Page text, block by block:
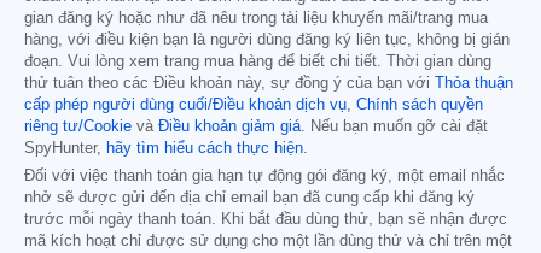
gian đăng ký hoặc như đã nêu trong tài liệu khuyến mãi/trang mua
hàng, với điều kiện bạn là người dùng đăng ký liên tục, không bị gián
đoạn. Vui lòng xem trang mua hàng để biết chi tiết. Thời gian dùng
thử tuân theo các Điều khoản này, sự đồng ý của bạn với
Thỏa thuận
cấp phép người dùng cuối/Điều khoản dịch vụ, Chính sách quyền
riêng tư/Cookie và Điều khoản giảm giá. Nếu bạn muốn gỡ cài đặt
SpyHunter, hãy tìm hiểu cách thực hiện.
Đối với việc thanh toán gia hạn tự động gói đăng ký, một email nhắc
nhở sẽ được gửi đến địa chỉ email bạn đã cung cấp khi đăng ký
trước mỗi ngày thanh toán. Khi bắt đầu dùng thử, bạn sẽ nhận được
mã kích hoạt chỉ được sử dụng cho một lần dùng thử và chỉ trên một